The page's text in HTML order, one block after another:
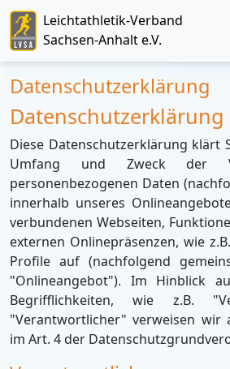
Leichtathletik-Verband
Sachsen-Anhalt e.V.
Datenschutzerklärung
Datenschutzerklärung
Diese Datenschutzerklärung klärt
Umfang und Zweck der
personenbezogenen Daten
innerhalb unseres
verbundenen Webseiten,
externen Onlinepräsenzen, wie
Profile auf (nachfolgend
"Onlineangebot"). Im Hinblick
Begrifflichkeiten, wie z.B.
"Verantwortlicher" verweisen wir
im Art. 4 der